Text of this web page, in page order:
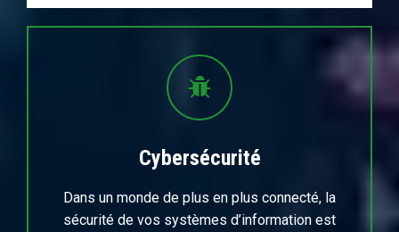
Cybersécurité
Dans un monde de plus en plus connecté, la
sécurité de vos systèmes d’information est